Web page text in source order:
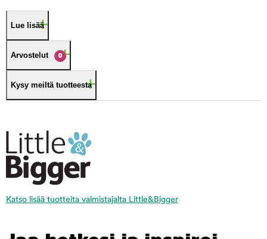
Lue lisää
Arvostelut 0
Kysy meiltä tuotteesta
Katso lisää tuotteita valmistajalta Little&Bigger